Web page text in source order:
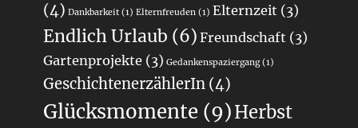
(4) Dankbarkeit (1) Elternfreuden (1) Elternzeit (3)
Endlich Urlaub (6) Freundschaft (3)
Gartenprojekte (3) Gedankenspaziergang(1)
GeschichtenerzählerIn (4)
Glücksmomente (9)Herbst